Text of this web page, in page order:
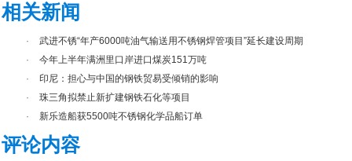
相关新闻
·
武进不锈“年产6000吨油气输送用不锈钢焊管项目”延长建设周期
·
今年上半年满洲里口岸进口煤炭151万吨
·
印尼：担心与中国的钢铁贸易受倾销的影响
·
珠三角拟禁止新扩建钢铁石化等项目
·
新乐造船获5500吨不锈钢化学品船订单
评论内容